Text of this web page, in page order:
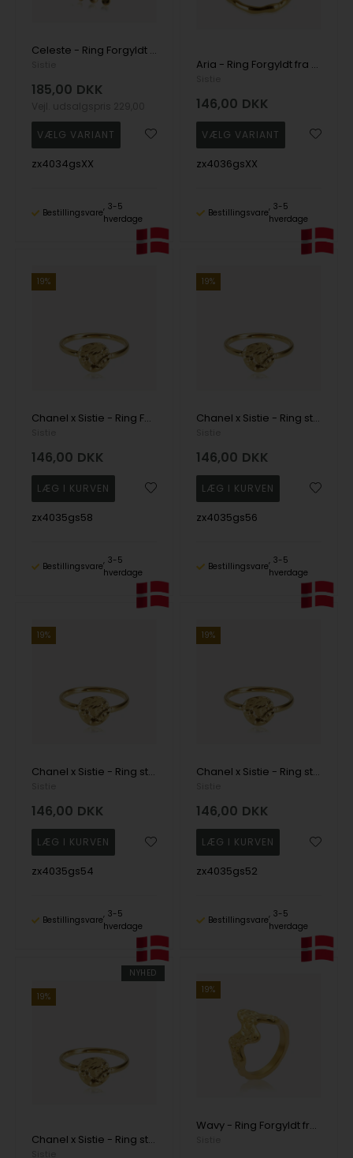
Celeste - Ring Forgyldt fra Sistie Copenhagen
185,00 DKK
zx4034gsXX
Bestillingsvare
3-5
hverdage
Aria - Ring Forgyldt fra Sistie Copenhagen
146,00 DKK
zx4036gsXX
Bestillingsvare
3-5
hverdage
19%
Chanel x Sistie - Ring Forgyldt fra Sistie Copenhagen
146,00 DKK
zx4035gs58
Bestillingsvare
3-5
hverdage
19%
Chanel x Sistie - Ring str. 56 Forgyldt fra Sistie Copenhagen
146,00 DKK
zx4035gs56
Bestillingsvare
3-5
hverdage
19%
Chanel x Sistie - Ring str. 54 Forgyldt fra Sistie Copenhagen
146,00 DKK
zx4035gs54
Bestillingsvare
3-5
hverdage
19%
Chanel x Sistie - Ring str. 52 Forgyldt fra Sistie Copenhagen
146,00 DKK
zx4035gs52
Bestillingsvare
3-5
hverdage
NYHED
19%
Chanel x Sistie - Ring str. 50 Forgyldt fra Sistie Copenhagen
19%
Wavy - Ring Forgyldt fra Sistie Copenhagen